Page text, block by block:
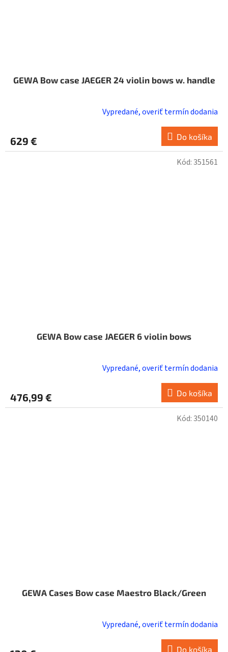
GEWA Bow case JAEGER 24 violin bows w. handle
Vypredané, overiť termín dodania
629 € Do košíka
GEWA Bow case JAEGER 6 violin bows
Vypredané, overiť termín dodania
476,99 € Do košíka
Kód: 351561
GEWA Cases Bow case Maestro Black/Green
Vypredané, overiť termín dodania
Do košíka
Kód: 350140